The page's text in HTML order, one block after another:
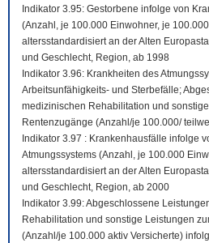
Indikator 3.95: Gestorbene infolge von
(Anzahl, je 100.000 Einwohner, je
altersstandardisiert an der Alten
und Geschlecht, Region, ab 1998
Indikator 3.96: Krankheiten des
Arbeitsunfähigkeits- und Sterbefälle;
medizinischen Rehabilitation und
Rentenzugänge (Anzahl/je 100.000/
Indikator 3.97 : Krankenhausfälle infolge
Atmungssystems (Anzahl, je 100.000
altersstandardisiert an der Alten
und Geschlecht, Region, ab 2000
Indikator 3.99: Abgeschlossene
Rehabilitation und sonstige Leistungen
(Anzahl/je 100.000 aktiv Versicherte)